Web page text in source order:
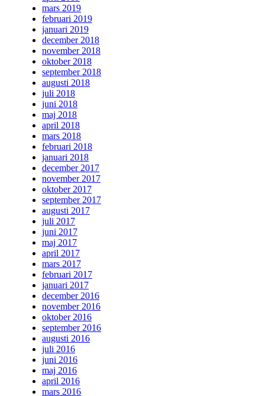
mars 2019
februari 2019
januari 2019
december 2018
november 2018
oktober 2018
september 2018
augusti 2018
juli 2018
juni 2018
maj 2018
april 2018
mars 2018
februari 2018
januari 2018
december 2017
november 2017
oktober 2017
september 2017
augusti 2017
juli 2017
juni 2017
maj 2017
april 2017
mars 2017
februari 2017
januari 2017
december 2016
november 2016
oktober 2016
september 2016
augusti 2016
juli 2016
juni 2016
maj 2016
april 2016
mars 2016